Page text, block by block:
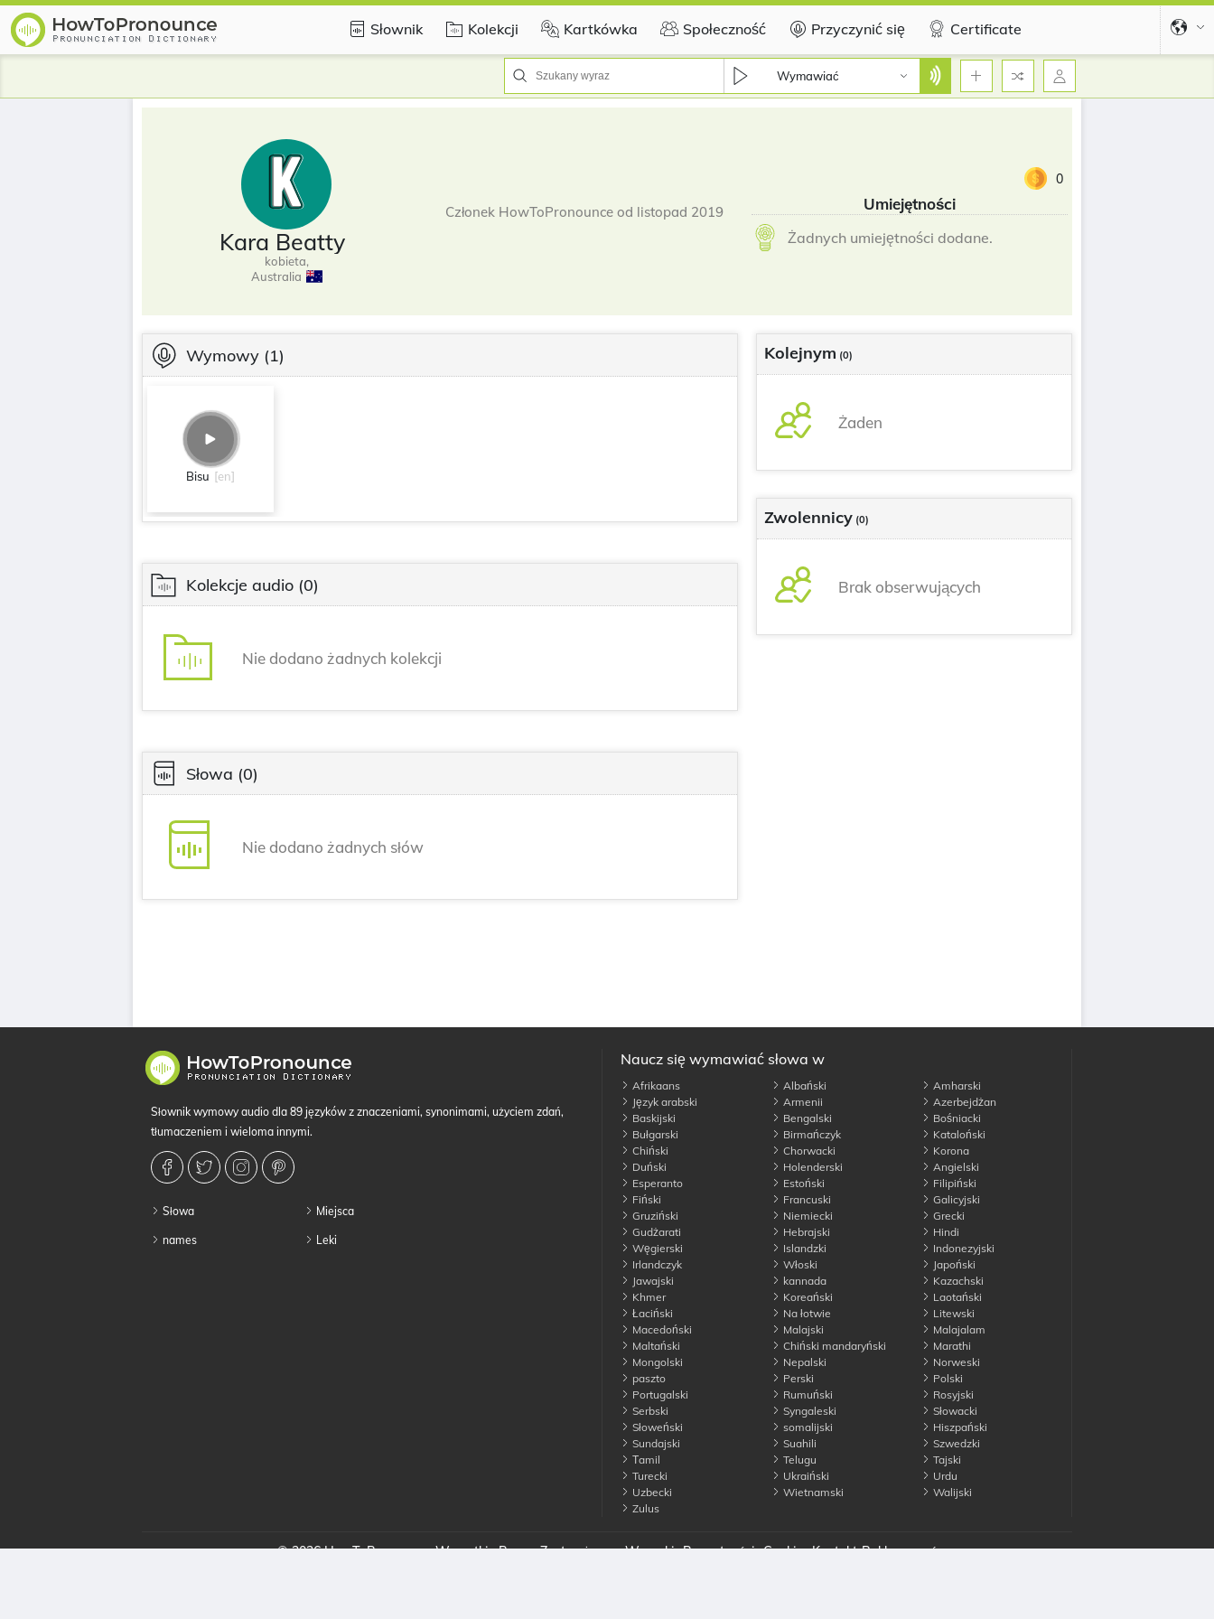
Słownik Kolekcji Kartkówka Społeczność Przyczynić się Certificate
Wymawiać
Kara Beatty
kobieta,
Australia
Członek HowToPronounce od listopad 2019
0
Umiejętności
Żadnych umiejętności dodane.
Wymowy (1)
Bisu [en]
Kolekcje audio (0)
Nie dodano żadnych kolekcji
Słowa (0)
Nie dodano żadnych słów
Kolejnym (0)
Żaden
Zwolennicy (0)
Brak obserwujących
Słownik wymowy audio dla 89 języków z znaczeniami, synonimami, użyciem zdań,
tłumaczeniem i wieloma innymi.
Słowa
names
Miejsca
Leki
Naucz się wymawiać słowa w
Afrikaans Albański
Amharski
Język arabski
Armenii
Azerbejdżan
Baskijski
Bengalski
Bośniacki
Bułgarski
Birmańczyk
Kataloński
Chiński
Chorwacki
Korona
Duński
Holenderski
Angielski
Esperanto
Estoński
Filipiński
Fiński
Francuski
Galicyjski
Gruziński
Niemiecki
Grecki
Gudżarati
Hebrajski
Hindi
Węgierski
Islandzki
Indonezyjski
Irlandczyk
Włoski
Japoński
Jawajski
kannada
Kazachski
Khmer
Koreański
Laotański
Łaciński
Na łotwie
Litewski
Macedoński
Malajski
Malajalam
Maltański
Chiński mandaryński
Marathi
Mongolski
Nepalski
Norweski
paszto
Perski
Polski
Portugalski
Rumuński
Rosyjski
Serbski
Syngaleski
Słowacki
Słoweński
somalijski
Hiszpański
Sundajski
Suahili
Szwedzki
Тamil
Telugu
Tajski
Turecki
Ukraiński
Urdu
Uzbecki
Wietnamski
Walijski
Zulus
© 2026 HowToPronounce. Wszystkie Prawa Zastrzeżone Warunki Prywatności Cookie Kontakt Reklamować